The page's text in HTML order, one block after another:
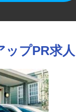
ップPR求人